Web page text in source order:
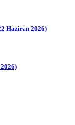
Haziran 2026)